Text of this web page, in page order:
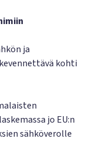
ja
kohti
jo EU:n
sähköverolle